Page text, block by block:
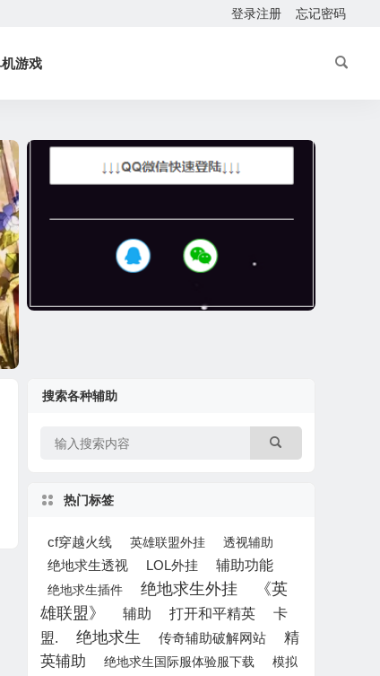
登录注册 忘记密码
游戏
搜索各种辅助
热门标签
cf穿越火线 英雄联盟外挂
透视辅助
绝地求生透视
LOL外挂 辅助功能
绝地求生插件 绝地求生外挂
《英
雄联盟》
辅助 打开和平精英
卡
盟.
绝地求生 传奇辅助破解网站
精
英辅助
绝地求生国际服体验服下载
模拟